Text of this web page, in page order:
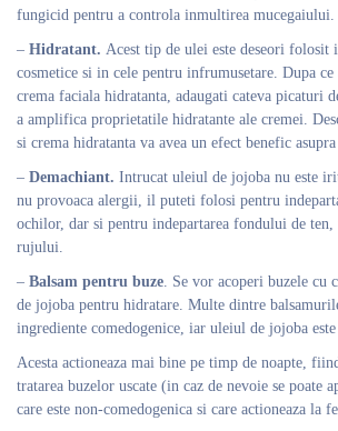
fungicid pentru a controla inmultirea mucegaiului.
– Hidratant. Acest tip de ulei este deseori folosit
cosmetice si in cele pentru infrumusetare. Dupa
crema faciala hidratanta, adaugati cateva picaturi
a amplifica proprietatile hidratante ale cremei.
si crema hidratanta va avea un efect benefic
– Demachiant. Intrucat uleiul de jojoba nu este
nu provoaca alergii, il puteti folosi pentru
ochilor, dar si pentru indepartarea fondului de
rujului.
– Balsam pentru buze . Se vor acoperi buzele cu
de jojoba pentru hidratare. Multe dintre
ingrediente comedogenice, iar uleiul de jojoba
Acesta actioneaza mai bine pe timp de noapte,
tratarea buzelor uscate (in caz de nevoie se poate
care este non-comedogenica si care actioneaza la